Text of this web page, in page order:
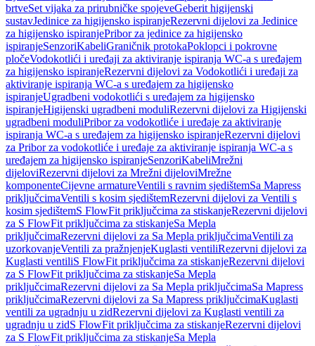
brtveSet vijaka za prirubničke spojeveGeberit higijenski
sustavJedinice za higijensko ispiranjeRezervni dijelovi za Jedinice
za higijensko ispiranjePribor za jedinice za higijensko
ispiranjeSenzoriKabeliGraničnik protokaPoklopci i pokrovne
pločeVodokotlići i uređaji za aktiviranje ispiranja WC-a s uređajem
za higijensko ispiranjeRezervni dijelovi za Vodokotlići i uređaji za
aktiviranje ispiranja WC-a s uređajem za higijensko
ispiranjeUgradbeni vodokotlići s uređajem za higijensko
ispiranjeHigijenski ugradbeni moduliRezervni dijelovi za Higijenski
ugradbeni moduliPribor za vodokotliće i uređaje za aktiviranje
ispiranja WC-a s uređajem za higijensko ispiranjeRezervni dijelovi
za Pribor za vodokotliće i uređaje za aktiviranje ispiranja WC-a s
uređajem za higijensko ispiranjeSenzoriKabeliMrežni
dijeloviRezervni dijelovi za Mrežni dijeloviMrežne
komponenteCijevne armatureVentili s ravnim sjedištemSa Mapress
priključcimaVentili s kosim sjedištemRezervni dijelovi za Ventili s
kosim sjedištemS FlowFit priključcima za stiskanjeRezervni dijelovi
za S FlowFit priključcima za stiskanjeSa Mepla
priključcimaRezervni dijelovi za Sa Mepla priključcimaVentili za
uzorkovanjeVentili za pražnjenjeKuglasti ventiliRezervni dijelovi za
Kuglasti ventiliS FlowFit priključcima za stiskanjeRezervni dijelovi
za S FlowFit priključcima za stiskanjeSa Mepla
priključcimaRezervni dijelovi za Sa Mepla priključcimaSa Mapress
priključcimaRezervni dijelovi za Sa Mapress priključcimaKuglasti
ventili za ugradnju u zidRezervni dijelovi za Kuglasti ventili za
ugradnju u zidS FlowFit priključcima za stiskanjeRezervni dijelovi
za S FlowFit priključcima za stiskanjeSa Mepla